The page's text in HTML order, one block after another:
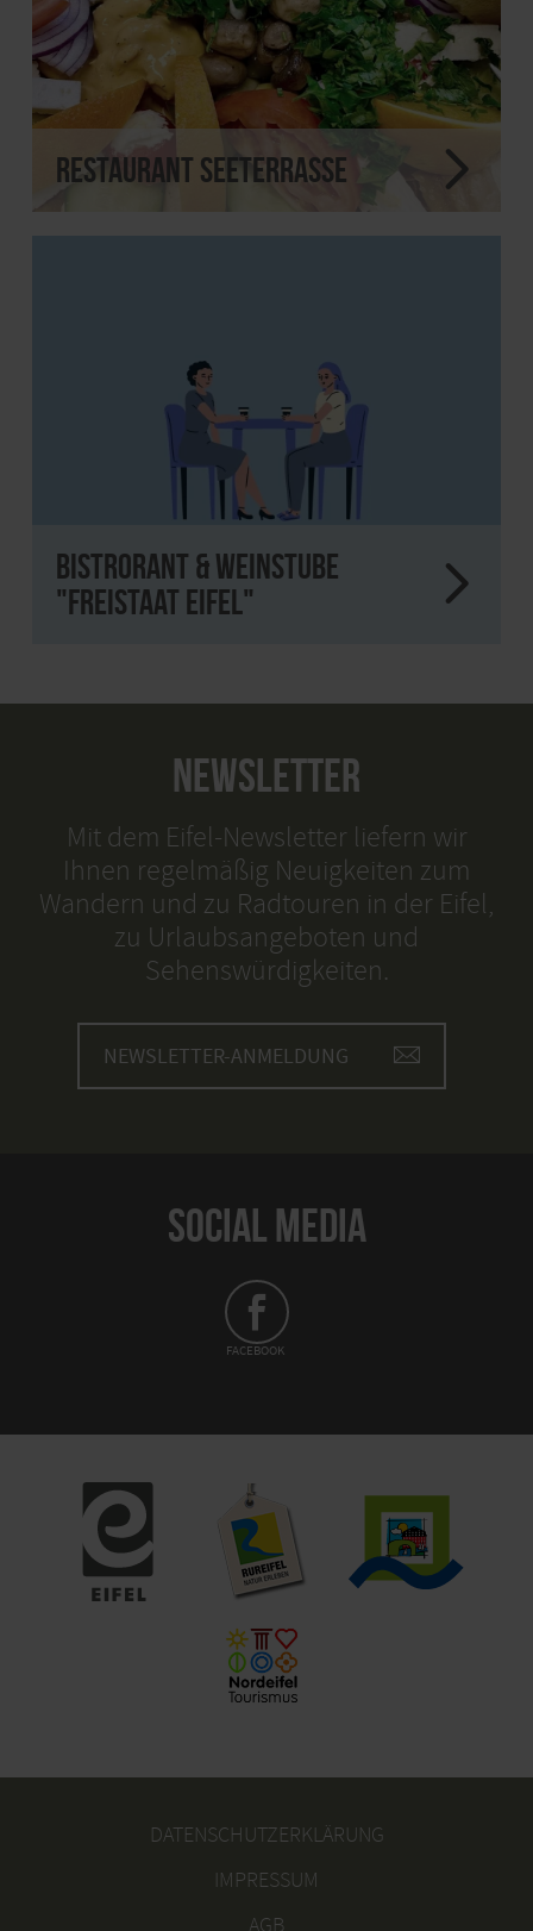
Restaurant Seeterrasse
Bistrorant & Weinstube
"Freistaat Eifel"
NEWSLETTER
Mit dem Eifel-Newsletter liefern wir
Ihnen regelmäßig Neuigkeiten zum
Wandern und zu Radtouren in der Eifel,
zu Urlaubsangeboten und
Sehenswürdigkeiten.
NEWSLETTER-ANMELDUNG
SOCIAL MEDIA
FACEBOOK
DATENSCHUTZERKLÄRUNG
IMPRESSUM
AGB